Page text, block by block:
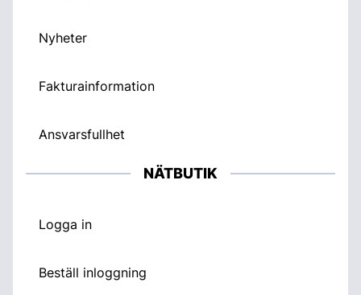
Nyheter
Fakturainformation
Ansvarsfullhet
NÄTBUTIK
Logga in
Beställ inloggning